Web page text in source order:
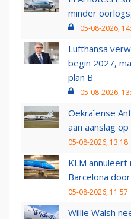
minder
05-08-2026,
Lufthansa
begin 2027,
plan B
05-08-2026,
Oekraïense
aan aanslag
05-08-2026, 13:18
KLM
Barcelona
05-08-2026, 11:57
Willie Walsh